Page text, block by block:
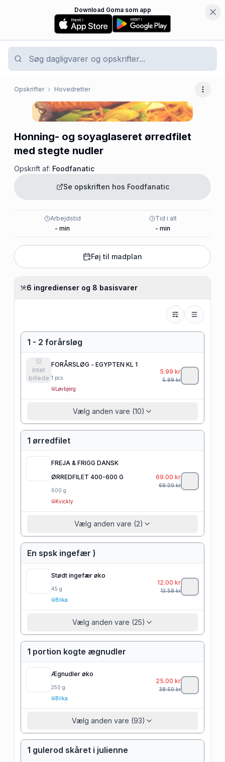
Download Goma som app
Opskrifter Hovedretter Flere
Honning- og soyaglaseret ørredfilet
med stegte nudler
Opskrift af: Foodfanatic
Se opskriften hos Foodfanatic
Arbejdstid
- min
Tid i alt
- min
Føj til madplan
6 ingredienser og 8 basisvarer
1 - 2 forårsløg
Intet
billede
FORÅRSLØG - EGYPTEN KL 1
1 pcs
Løvbjerg
5.99 kr
5.99kr
Vælg anden vare (10)
1 ørredfilet
FREJA & FRIGG DANSK
ØRREDFILET 400-600 G
600 g
Kvickly
69.00 kr
69.00kr
Vælg anden vare (2)
En spsk ingefær )
Stødt ingefær øko
45 g
Bilka
12.00 kr
13.58kr
Vælg anden vare (25)
1 portion kogte ægnudler
Ægnudler øko
250 g
Bilka
25.00 kr
38.50kr
Vælg anden vare (93)
1 gulerod skåret i julienne